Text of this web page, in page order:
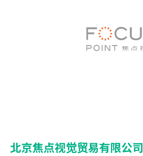
北京焦点视觉贸易有限公司